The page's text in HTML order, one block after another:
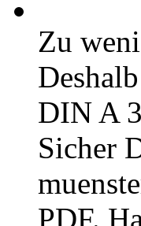
Zu
DIN A
Sicher
PDF.